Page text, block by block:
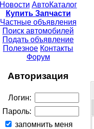
Новости АвтоКаталог
Купить Запчасти
Частные объявления
Поиск автомобилей
Подать объявление
Полезное Контакты
Форум
Авторизация
Логин:
Пароль:
запомнить меня